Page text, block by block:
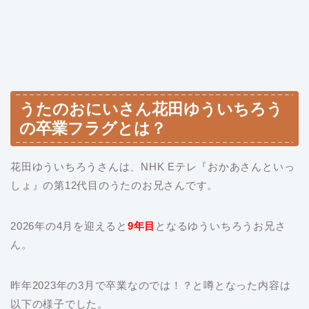
うたのおにいさん花田ゆういちろう
の卒業フラグとは？
花田ゆういちろうさんは、NHK Eテレ『おかあさんといっ
しょ』の第12代目のうたのお兄さんです。
2026年の4月を迎えると 9年目 となるゆういちろうお兄さ
ん。
昨年2023年の3月で卒業なのでは！？と噂となった内容は
以下の様子でした。